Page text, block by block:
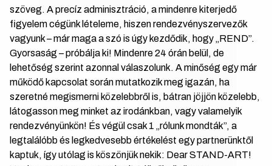
szöveg. A precíz adminisztráció, a mindenre kiterjedő
figyelem cégünk lételeme, hiszen rendezvényszervezők
vagyunk – már maga a szó is úgy kezdődik, hogy „REND”.
Gyorsaság – próbálja ki! Mindenre 24 órán belül, de
lehetőség szerint azonnal válaszolunk. A minőség egy már
működő kapcsolat során mutatkozik meg igazán, ha
szeretné megismerni közelebbről is, bátran jöjjön közelebb,
látogasson meg minket az irodánkban, vagy valamelyik
rendezvényünkön! És végül csak 1 „rólunk mondták”, a
legtalálóbb és legkedvesebb értékelést egy partnerünktől
kaptuk, így utólag is köszönjük nekik: Dear STAND-ART!